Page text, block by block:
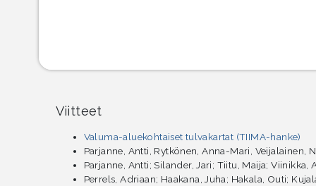
Viitteet
Valuma-aluekohtaiset tulvakartat (TIIMA-hanke)
Parjanne, Antti, Rytkönen, Anna-Mari, Veijalainen,
Parjanne, Antti; Silander, Jari; Tiitu, Maija; Viinikka,
Perrels, Adriaan; Haakana, Juha; Hakala, Outi;